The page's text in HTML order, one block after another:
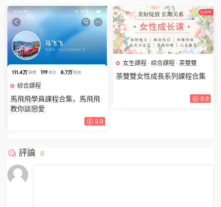
綜合課程
馬飛飛學員課程合集，馬飛飛
教你談戀愛
9.9
女生課程 · 綜合課程 · 茶雙雙
茶雙雙女性成長系列課程合集
9.9
評論 0